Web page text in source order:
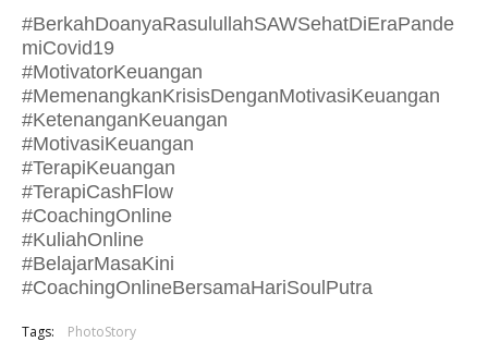
#BerkahDoanyaRasulullahSAWSehatDiEraPande
miCovid19
#MotivatorKeuangan
#MemenangkanKrisisDenganMotivasiKeuangan
#KetenanganKeuangan
#MotivasiKeuangan
#TerapiKeuangan
#TerapiCashFlow
#CoachingOnline
#KuliahOnline
#BelajarMasaKini
#CoachingOnlineBersamaHariSoulPutra
Tags: PhotoStory